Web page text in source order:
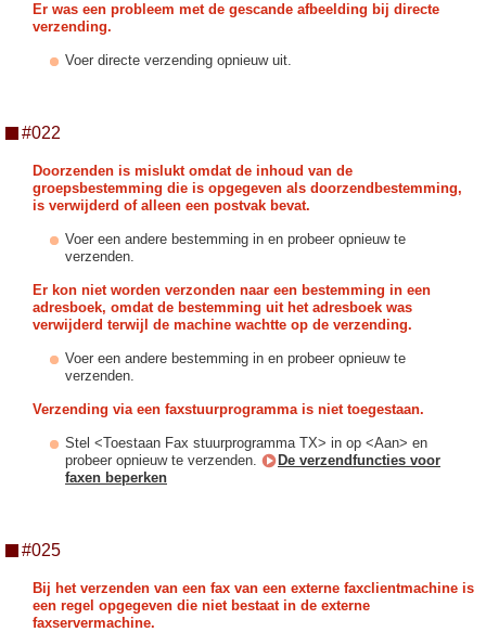
Er was een probleem met de gescande afbeelding bij directe
verzending.
Voer directe verzending opnieuw uit.
#022
Doorzenden is mislukt omdat de inhoud van de
groepsbestemming die is opgegeven als doorzendbestemming,
is verwijderd of alleen een postvak bevat.
Voer een andere bestemming in en probeer opnieuw te
verzenden.
Er kon niet worden verzonden naar een bestemming in een
adresboek, omdat de bestemming uit het adresboek was
verwijderd terwijl de machine wachtte op de verzending.
Voer een andere bestemming in en probeer opnieuw te
verzenden.
Verzending via een faxstuurprogramma is niet toegestaan.
Stel <Toestaan Fax stuurprogramma TX> in op <Aan> en
probeer opnieuw te verzenden.
De verzendfuncties voor
faxen beperken
#025
Bij het verzenden van een fax van een externe faxclientmachine is
een regel opgegeven die niet bestaat in de externe
faxservermachine.